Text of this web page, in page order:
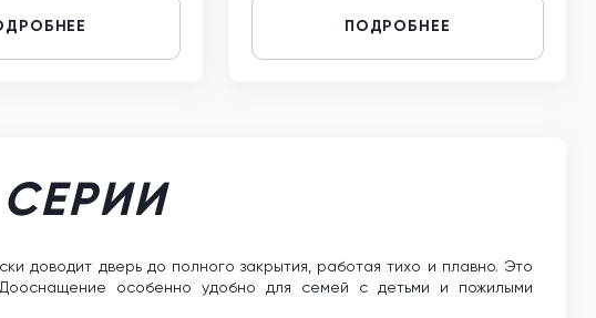
ПОДРОБНЕЕ
доводит дверь до полного закрытия, работая тихо и плавно. Это
Дооснащение особенно удобно для семей с детьми и пожилыми